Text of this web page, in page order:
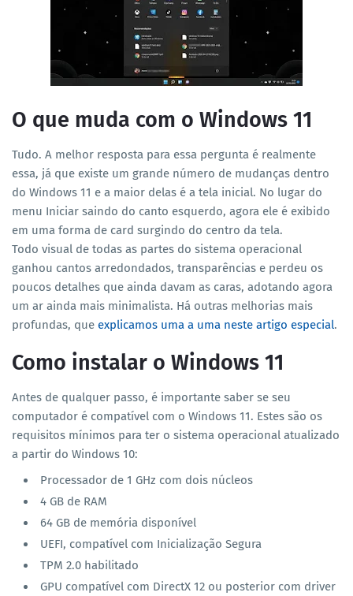
O que muda com o Windows 11
Tudo. A melhor resposta para essa pergunta é realmente
essa, já que existe um grande número de mudanças dentro
do Windows 11 e a maior delas é a tela inicial. No lugar do
menu Iniciar saindo do canto esquerdo, agora ele é exibido
em uma forma de card surgindo do centro da tela.
Todo visual de todas as partes do sistema operacional
ganhou cantos arredondados, transparências e perdeu os
poucos detalhes que ainda davam as caras, adotando agora
um ar ainda mais minimalista. Há outras melhorias mais
profundas, que explicamos uma a uma neste artigo especial.
Como instalar o Windows 11
Antes de qualquer passo, é importante saber se seu
computador é compatível com o Windows 11. Estes são os
requisitos mínimos para ter o sistema operacional atualizado
a partir do Windows 10:
Processador de 1 GHz com dois núcleos
4 GB de RAM
64 GB de memória disponível
UEFI, compatível com Inicialização Segura
TPM 2.0 habilitado
GPU compatível com DirectX 12 ou posterior com driver